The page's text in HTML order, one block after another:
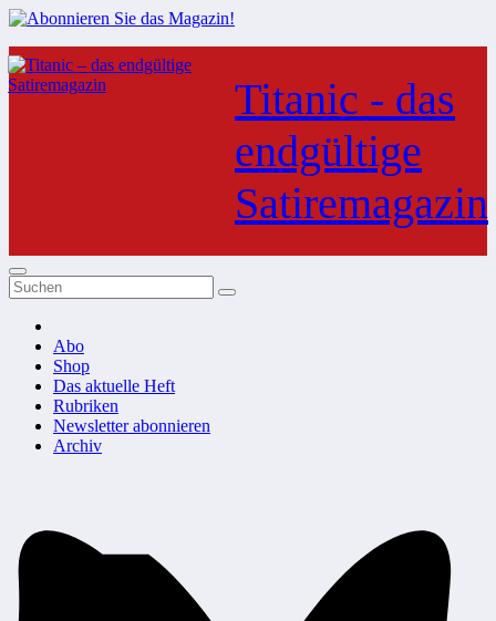
Zum
Inhalt
springen
Titanic - das
endgültige
Satiremagazin
Abo
Shop
Das aktuelle Heft
Rubriken
Newsletter abonnieren
Archiv